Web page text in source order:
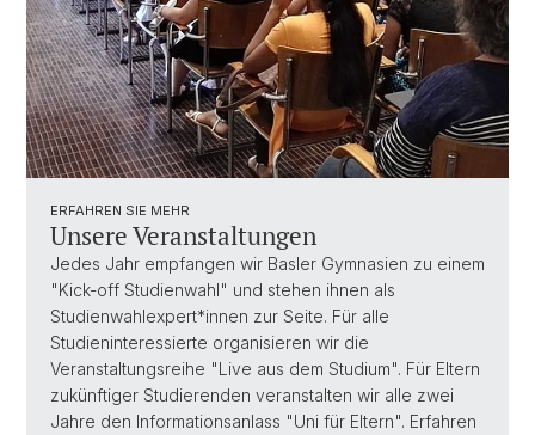
ERFAHREN SIE MEHR
Unsere Veranstaltungen
Jedes Jahr empfangen wir Basler Gymnasien zu einem
"Kick-off Studienwahl" und stehen ihnen als
Studienwahlexpert*innen zur Seite. Für alle
Studieninteressierte organisieren wir die
Veranstaltungsreihe "Live aus dem Studium". Für Eltern
zukünftiger Studierenden veranstalten wir alle zwei
Jahre den Informationsanlass "Uni für Eltern". Erfahren